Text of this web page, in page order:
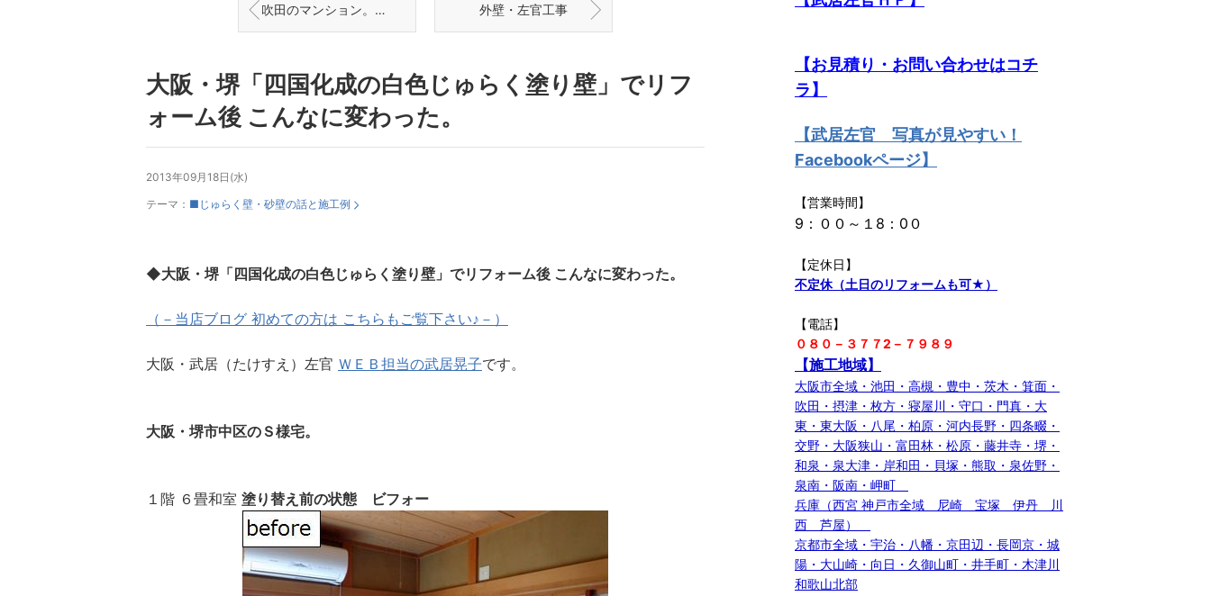
吹田のマンション。自然素材の漆喰リフォーム。 外壁・左官工事
大阪・堺「四国化成の白色じゅらく塗り壁」でリフ
ォーム後 こんなに変わった。
2013年09月18日(水)
テーマ： ■じゅらく壁・砂壁の話と施工例
◆大阪・堺「四国化成の白色じゅらく塗り壁」でリフォーム後 こんなに変わった。
（－当店ブログ 初めての方は こちらもご覧下さい♪－）
大阪・武居（たけすえ）左官 ＷＥＢ担当の武居晃子です。
大阪・堺市中区のＳ様宅。
１階 ６畳和室 塗り替え前の状態 ビフォー
【お見積り・お問い合わせはコチ
ラ】
【武居左官 写真が見やすい！
Facebookページ】
【営業時間】
9：００～１8：0０
【定休日】
不定休（土日のリフォームも可★）
【電話】
０８０－３７７2－７９８９
【施工地域】
大阪市全域・池田・高槻・豊中・茨木・箕面・
吹田・摂津・枚方・寝屋川・守口・門真・大
東・東大阪・八尾・柏原・河内長野・四条畷・
交野・大阪狭山・富田林・松原・藤井寺・堺・
和泉・泉大津・岸和田・貝塚・熊取・泉佐野・
泉南・阪南・岬町
兵庫（西宮 神戸市全域 尼崎 宝塚 伊丹 川
西 芦屋）
京都市全域・宇治・八幡・京田辺・長岡京・城
陽・大山崎・向日・久御山町・井手町・木津川
和歌山北部